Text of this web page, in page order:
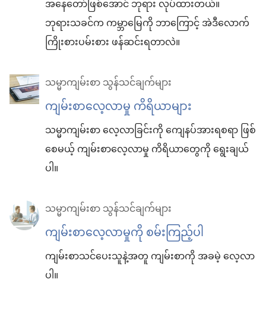
အနေတော်ဖြစ်အောင် ဘုရား လုပ်ထားတယ်။
ဘုရားသခင်က ကမ္ဘာမြေကို ဘာကြောင့် အဲဒီလောက်
ကြိုးစားပမ်းစား ဖန်ဆင်းရတာလဲ။
သမ္မာကျမ်းစာ သွန်သင်ချက်များ
ကျမ်းစာလေ့လာမှု ကိရိယာများ
သမ္မာကျမ်းစာ လေ့လာခြင်းကို ကျေနပ်အားရစရာ ဖြစ်
စေမယ့် ကျမ်းစာလေ့လာမှု ကိရိယာတွေကို ရွေးချယ်
ပါ။
သမ္မာကျမ်းစာ သွန်သင်ချက်များ
ကျမ်းစာလေ့လာမှုကို စမ်းကြည့်ပါ
ကျမ်းစာသင်ပေးသူနဲ့အတူ ကျမ်းစာကို အခမဲ့ လေ့လာ
ပါ။